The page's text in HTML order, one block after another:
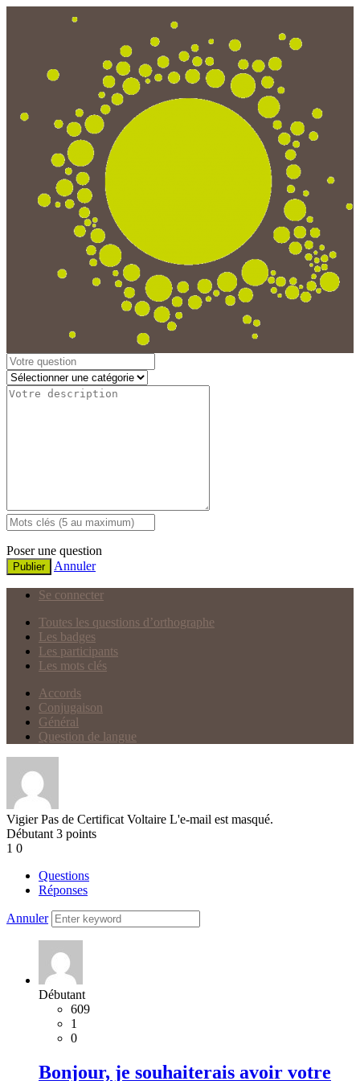
Poser une question
Publier Annuler
Se connecter
Toutes les questions d’orthographe
Les badges
Les participants
Les mots clés
Accords
Conjugaison
Général
Question de langue
Vigier Pas de Certificat Voltaire L'e-mail est masqué.
Débutant 3 points
1 0
Questions
Réponses
Annuler
Débutant
609
1
0
Bonjour, je souhaiterais avoir votre